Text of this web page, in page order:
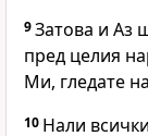
9Затова и Аз
пред целия
Ми, гледате
10 Нали